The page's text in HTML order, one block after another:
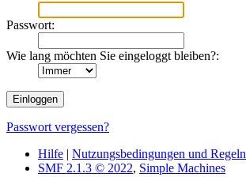
Passwort:
Wie lang möchten Sie eingeloggt bleiben?:
Passwort vergessen?
Hilfe | Nutzungsbedingungen und Regeln
SMF 2.1.3 © 2022, Simple Machines